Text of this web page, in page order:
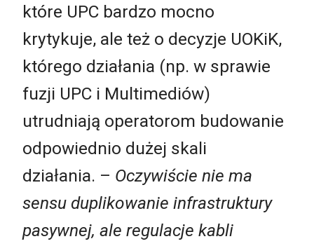
które UPC bardzo mocno
krytykuje, ale też o decyzje UOKiK,
którego działania (np. w sprawie
fuzji UPC i Multimediów)
utrudniają operatorom budowanie
odpowiednio dużej skali
działania. – Oczywiście nie ma
sensu duplikowanie infrastruktury
pasywnej, ale regulacje kabli